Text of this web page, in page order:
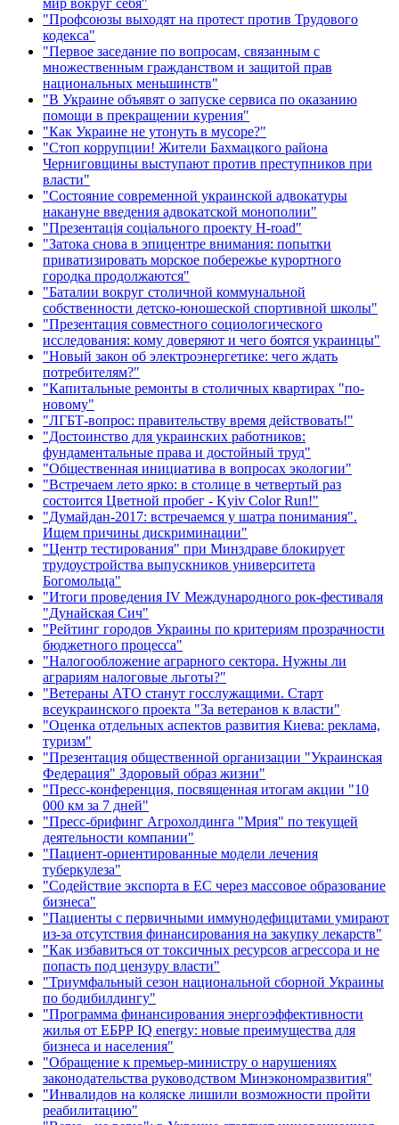
"Профсоюзы выходят на протест против Трудового
кодекса"
"Первое заседание по вопросам, связанным с
множественным гражданством и защитой прав
национальных меньшинств"
"В Украине объявят о запуске сервиса по оказанию
помощи в прекращении курения"
"Как Украине не утонуть в мусоре?"
"Стоп коррупции! Жители Бахмацкого района
Черниговщины выступают против преступников при
власти"
"Состояние современной украинской адвокатуры
накануне введения адвокатской монополии"
"Презентація соціального проекту H-road"
"Затока снова в эпицентре внимания: попытки
приватизировать морское побережье курортного
городка продолжаются"
"Баталии вокруг столичной коммунальной
собственности детско-юношеской спортивной школы"
"Презентация совместного социологического
исследования: кому доверяют и чего боятся украинцы"
"Новый закон об электроэнергетике: чего ждать
потребителям?"
"Капитальные ремонты в столичных квартирах "по-
новому"
"ЛГБТ-вопрос: правительству время действовать!"
"Достоинство для украинских работников:
фундаментальные права и достойный труд"
"Общественная инициатива в вопросах экологии"
"Встречаем лето ярко: в столице в четвертый раз
состоится Цветной пробег - Kyiv Color Run!"
"Думайдан-2017: встречаемся у шатра понимания".
Ищем причины дискриминации"
"Центр тестирования" при Минздраве блокирует
трудоустройства выпускников университета
Богомольца"
"Итоги проведения IV Международного рок-фестиваля
"Дунайская Сич"
"Рейтинг городов Украины по критериям прозрачности
бюджетного процесса"
"Налогообложение аграрного сектора. Нужны ли
аграриям налоговые льготы?"
"Ветераны АТО станут госслужащими. Старт
всеукраинского проекта "За ветеранов к власти"
"Оценка отдельных аспектов развития Киева: реклама,
туризм"
"Презентация общественной организации "Украинская
Федерация" Здоровый образ жизни"
"Пресс-конференция, посвященная итогам акции "10
000 км за 7 дней"
"Пресс-брифинг Агрохолдинга "Мрия" по текущей
деятельности компании"
"Пациент-ориентированные модели лечения
туберкулеза"
"Содействие экспорта в ЕС через массовое образование
бизнеса"
"Пациенты с первичными иммунодефицитами умирают
из-за отсутствия финансирования на закупку лекарств"
"Как избавиться от токсичных ресурсов агрессора и не
попасть под цензуру власти"
"Триумфальный сезон национальной сборной Украины
по бодибилдингу"
"Программа финансирования энергоэффективности
жилья от ЕБРР IQ energy: новые преимущества для
бизнеса и населения"
"Обращение к премьер-министру о нарушениях
законодательства руководством Минэкономразвития"
"Инвалидов на коляске лишили возможности пройти
реабилитацию"